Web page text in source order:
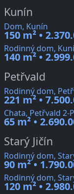
Kunín
Dom, Kunín
150 m² •
Rodinný dom,
140 m² •
Petřvald
Rodinný dom,
221 m² •
Chata, Petřvald 2-
65 m² •
Starý Jičín
Rodinný dom,
90 m² •
Rodinný dom,
120 m² •